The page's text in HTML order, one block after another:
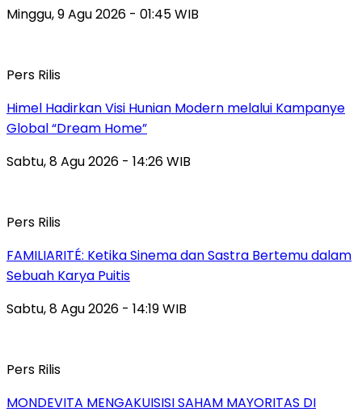
Minggu, 9 Agu 2026 - 01:45 WIB
Pers Rilis
Himel Hadirkan Visi Hunian Modern melalui Kampanye
Global “Dream Home”
Sabtu, 8 Agu 2026 - 14:26 WIB
Pers Rilis
FAMILIARITÉ: Ketika Sinema dan Sastra Bertemu dalam
Sebuah Karya Puitis
Sabtu, 8 Agu 2026 - 14:19 WIB
Pers Rilis
MONDEVITA MENGAKUISISI SAHAM MAYORITAS DI